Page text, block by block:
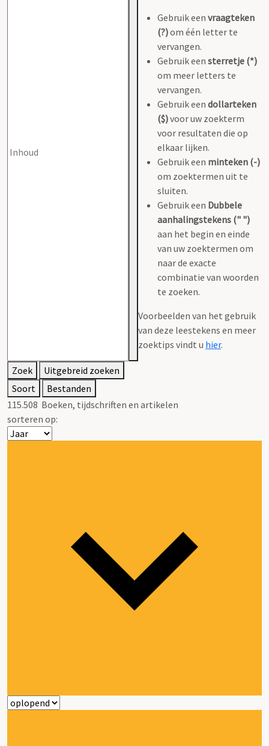
Gebruik een vraagteken
(?)om één letter te
vervangen.
Gebruik een sterretje (*)
om meer letters te
vervangen.
Gebruik een dollarteken
($)voor uw zoekterm
voor resultaten die op
elkaar lijken.
Gebruik een minteken (-)
om zoektermen uit te
sluiten.
Gebruik een Dubbele
aanhalingstekens (" ")
aan het begin en einde
van uw zoektermen om
naar de exacte
combinatie van woorden
te zoeken.
Voorbeelden van het gebruik
van deze leestekens en meer
zoektips vindt u hier.
Zoek
Uitgebreid zoeken
Soort
Bestanden
115.508 Boeken, tijdschriften en artikelen
sorteren op: